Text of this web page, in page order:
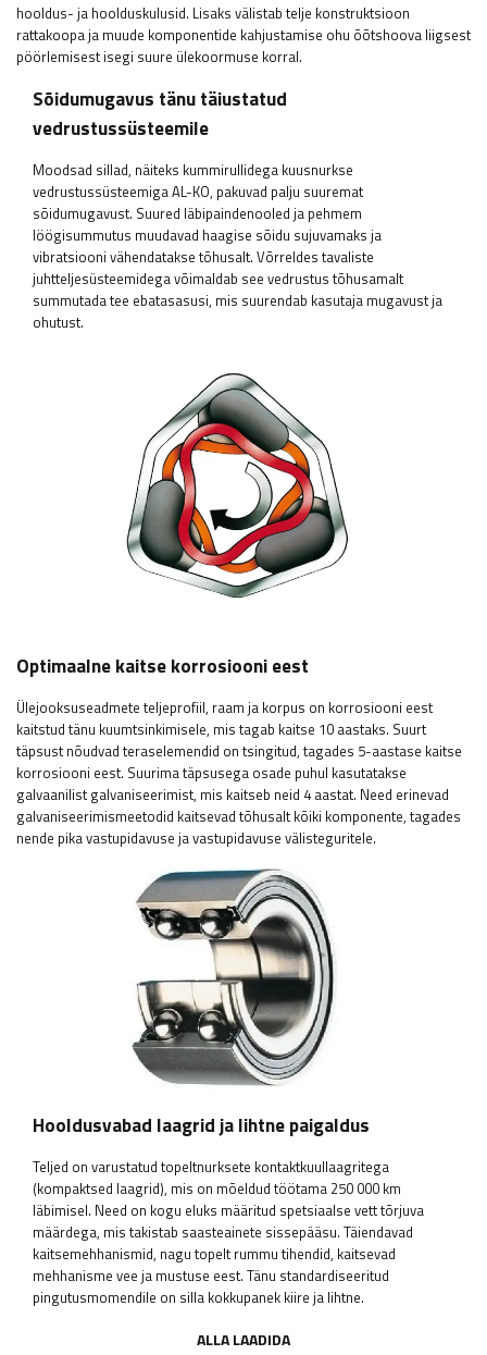
hooldus- ja hoolduskulusid. Lisaks välistab telje konstruktsioon
rattakoopa ja muude komponentide kahjustamise ohu õõtshoova liigsest
pöörlemisest isegi suure ülekoormuse korral.
Sõidumugavus tänu täiustatud
vedrustussüsteemile
Moodsad sillad, näiteks kummirullidega kuusnurkse
vedrustussüsteemiga AL-KO, pakuvad palju suuremat
sõidumugavust. Suured läbipaindenooled ja pehmem
löögisummutus muudavad haagise sõidu sujuvamaks ja
vibratsiooni vähendatakse tõhusalt. Võrreldes tavaliste
juhtteljesüsteemidega võimaldab see vedrustus tõhusamalt
summutada tee ebatasasusi, mis suurendab kasutaja mugavust ja
ohutust.
Optimaalne kaitse korrosiooni eest
Ülejooksuseadmete teljeprofiil, raam ja korpus on korrosiooni eest
kaitstud tänu kuumtsinkimisele, mis tagab kaitse 10 aastaks. Suurt
täpsust nõudvad teraselemendid on tsingitud, tagades 5-aastase kaitse
korrosiooni eest. Suurima täpsusega osade puhul kasutatakse
galvaanilist galvaniseerimist, mis kaitseb neid 4 aastat. Need erinevad
galvaniseerimismeetodid kaitsevad tõhusalt kõiki komponente, tagades
nende pika vastupidavuse ja vastupidavuse välisteguritele.
Hooldusvabad laagrid ja lihtne paigaldus
Teljed on varustatud topeltnurksete kontaktkuullaagritega
(kompaktsed laagrid), mis on mõeldud töötama 250 000 km
läbimisel. Need on kogu eluks määritud spetsiaalse vett tõrjuva
määrdega, mis takistab saasteainete sissepääsu. Täiendavad
kaitsemehhanismid, nagu topelt rummu tihendid, kaitsevad
mehhanisme vee ja mustuse eest. Tänu standardiseeritud
pingutusmomendile on silla kokkupanek kiire ja lihtne.
ALLA LAADIDA